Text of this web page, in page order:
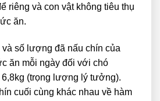
riêng và con vật không tiêu thụ
ăn.
số lượng đã nấu chín của
ăn mỗi ngày đối với chó
(trọng lượng lý tưởng).
cuối cùng khác nhau về hàm